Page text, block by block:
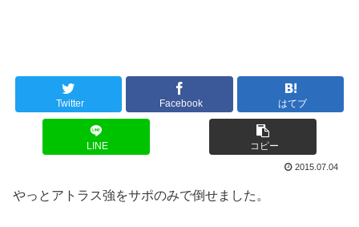
Twitter Facebook はてブ
LINE コピー
2015.07.04
やっとアトラス強をサポのみで倒せました。